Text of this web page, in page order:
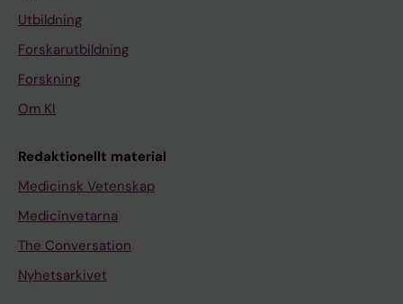
Utbildning
Forskarutbildning
Forskning
Om KI
Redaktionellt material
Medicinsk Vetenskap
Medicinvetarna
The Conversation
Nyhetsarkivet